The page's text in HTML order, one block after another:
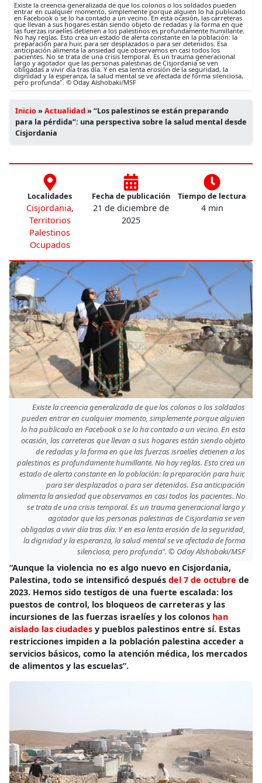
Existe la creencia generalizada de que los colonos o los soldados pueden
entrar en cualquier momento, simplemente porque alguien lo ha publicado
en Facebook o se lo ha contado a un vecino. En esta ocasión, las carreteras
que llevan a sus hogares están siendo objeto de redadas y la forma en que
las fuerzas israelíes detienen a los palestinos es profundamente humillante.
No hay reglas. Esto crea un estado de alerta constante en la población: la
preparación para huir, para ser desplazados o para ser detenidos. Esa
anticipación alimenta la ansiedad que observamos en casi todos los
pacientes. No se trata de una crisis temporal. Es un trauma generacional
largo y agotador que las personas palestinas de Cisjordania se ven
obligadas a vivir día tras día. Y en esa lenta erosión de la seguridad, la
dignidad y la esperanza, la salud mental se ve afectada de forma silenciosa,
pero profunda". © Oday Alshobaki/MSF
Inicio»Actualidad»“Los palestinos se están preparando
para la pérdida”: una perspectiva sobre la salud mental desde
Cisjordania
Localidades
Cisjordania,
Territorios
Palestinos
Ocupados
Fecha de publicación
21 de diciembre de
2025
Tiempo de lectura
4 min
Existe la creencia generalizada de que los colonos o los soldados
pueden entrar en cualquier momento, simplemente porque alguien
lo ha publicado en Facebook o se lo ha contado a un vecino. En esta
ocasión, las carreteras que llevan a sus hogares están siendo objeto
de redadas y la forma en que las fuerzas israelíes detienen a los
palestinos es profundamente humillante. No hay reglas. Esto crea un
estado de alerta constante en la población: la preparación para huir,
para ser desplazados o para ser detenidos. Esa anticipación
alimenta la ansiedad que observamos en casi todos los pacientes. No
se trata de una crisis temporal. Es un trauma generacional largo y
agotador que las personas palestinas de Cisjordania se ven
obligadas a vivir día tras día. Y en esa lenta erosión de la seguridad,
la dignidad y la esperanza, la salud mental se ve afectada de forma
silenciosa, pero profunda". © Oday Alshobaki/MSF
“Aunque la violencia no es algo nuevo en Cisjordania,
Palestina, todo se intensificó después del 7 de octubre de
2023. Hemos sido testigos de una fuerte escalada: los
puestos de control, los bloqueos de carreteras y las
incursiones de las fuerzas israelíes y los colonos han
aislado las ciudades y pueblos palestinos entre sí. Estas
restricciones impiden a la población palestina acceder a
servicios básicos, como la atención médica, los mercados
de alimentos y las escuelas”.